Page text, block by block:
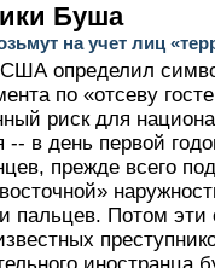
Буша
на учет лиц
определил
по «отсеву
риск для
-- в день первой
прежде всего
пальцев. Потом эти